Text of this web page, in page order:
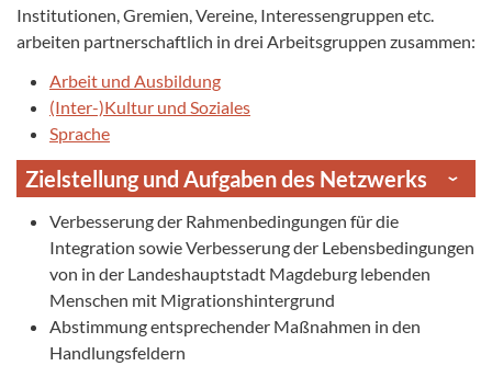
Institutionen, Gremien, Vereine, Interessengruppen etc.
arbeiten partnerschaftlich in drei Arbeitsgruppen zusammen:
Arbeit und Ausbildung
(Inter-)Kultur und Soziales
Sprache
Zielstellung und Aufgaben des Netzwerks
Verbesserung der Rahmenbedingungen für die
Integration sowie Verbesserung der Lebensbedingungen
von in der Landeshauptstadt Magdeburg lebenden
Menschen mit Migrations­hintergrund
Abstimmung entsprechender Maßnahmen in den
Handlungsfeldern